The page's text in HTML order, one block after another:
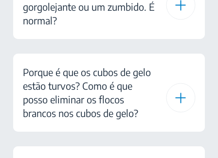
gorgolejante ou um zumbido. É
normal?
Porque é que os cubos de gelo
estão turvos? Como é que
posso eliminar os flocos
brancos nos cubos de gelo?